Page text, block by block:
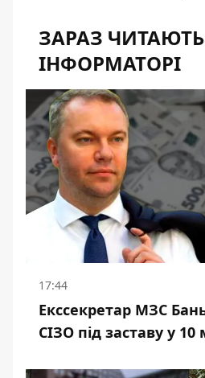
ЗАРАЗ
ІНФОРМАТОРІ
17:44
Екссекретар МЗС
СІЗО під заставу у 10